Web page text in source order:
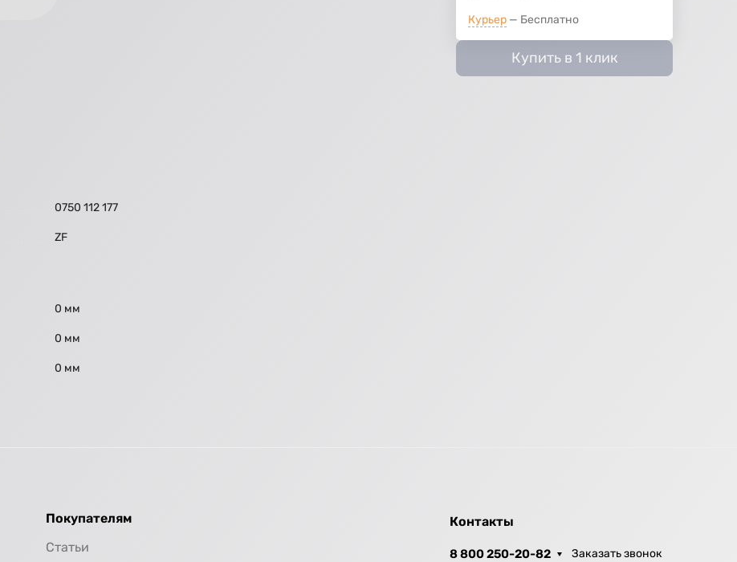
Курьер Бесплатно
Купить в 1 клик
0750 112 177
ZF
0 мм
0 мм
0 мм
Покупателям
Статьи
Контакты
8 800 250-20-82 Заказать звонок